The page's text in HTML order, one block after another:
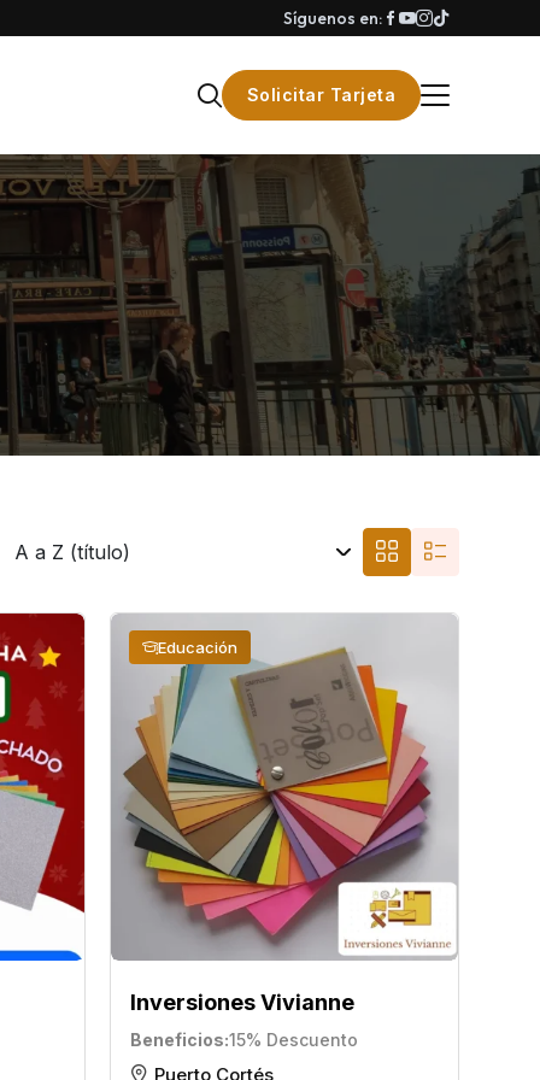
Síguenos en:
Solicitar Tarjeta
Inversiones Vivianne
Beneficios 15% Descuento
Educación
Puerto Cortés